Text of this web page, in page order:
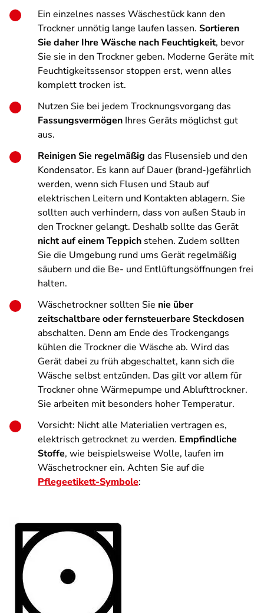
Ein einzelnes nasses Wäschestück kann den
Trockner unnötig lange laufen lassen. Sortieren
Sie daher Ihre Wäsche nach Feuchtigkeit, bevor
Sie sie in den Trockner geben. Moderne Geräte mit
Feuchtigkeitssensor stoppen erst, wenn alles
komplett trocken ist.
Nutzen Sie bei jedem Trocknungsvorgang das
Fassungsvermögen Ihres Geräts möglichst gut
aus.
Reinigen Sie regelmäßig das Flusensieb und den
Kondensator. Es kann auf Dauer (brand-)gefährlich
werden, wenn sich Flusen und Staub auf
elektrischen Leitern und Kontakten ablagern. Sie
sollten auch verhindern, dass von außen Staub in
den Trockner gelangt. Deshalb sollte das Gerät
nicht auf einem Teppich stehen. Zudem sollten
Sie die Umgebung rund ums Gerät regelmäßig
säubern und die Be- und Entlüftungsöffnungen frei
halten.
Wäschetrockner sollten Sie nie über
zeitschaltbare oder fernsteuerbare Steckdosen
abschalten. Denn am Ende des Trockengangs
kühlen die Trockner die Wäsche ab. Wird das
Gerät dabei zu früh abgeschaltet, kann sich die
Wäsche selbst entzünden. Das gilt vor allem für
Trockner ohne Wärmepumpe und Ablufttrockner.
Sie arbeiten mit besonders hoher Temperatur.
Vorsicht: Nicht alle Materialien vertragen es,
elektrisch getrocknet zu werden. Empfindliche
Stoffe, wie beispielsweise Wolle, laufen im
Wäschetrockner ein. Achten Sie auf die
Pflegeetikett-Symbole: